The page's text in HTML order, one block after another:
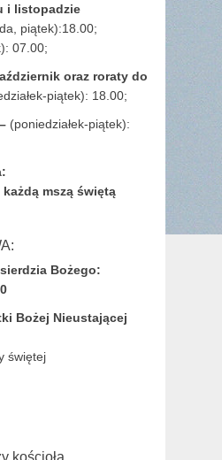
i listopadzie
piątek):18.00;
07.00;
oraz roraty do
piątek): 18.00;
(poniedziałek-piątek):
mszą świętą
Bożego:
Bożej Nieustającej
świętej
kościoła